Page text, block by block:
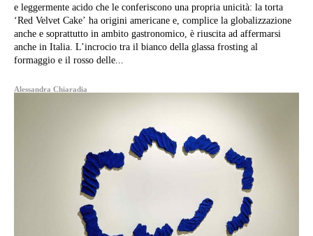
e leggermente acido che le conferiscono una propria unicità: la torta
‘Red Velvet Cake’ ha origini americane e, complice la globalizzazione
anche e soprattutto in ambito gastronomico, è riuscita ad affermarsi
anche in Italia. L’incrocio tra il bianco della glassa frosting al
formaggio e il rosso delle...
Alessandra Chiaradia